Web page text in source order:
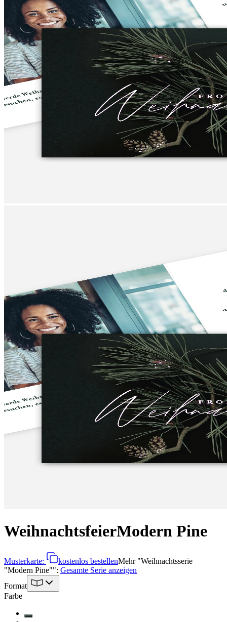
WeihnachtsfeierModern Pine
Musterkarte: kostenlos bestellenMehr"Weihnachtsserie
"Modern Pine"": Gesamte Serie anzeigen
Format
Farbe